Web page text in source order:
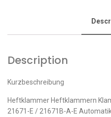
Description
Kurzbeschreibung
Heftklammer Heftklammern
21671-E / 21671B-A-E